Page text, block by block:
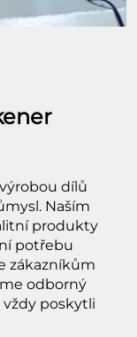
dílů
Naším
produkty
potřebu
zákazníkům
odborný
poskytli